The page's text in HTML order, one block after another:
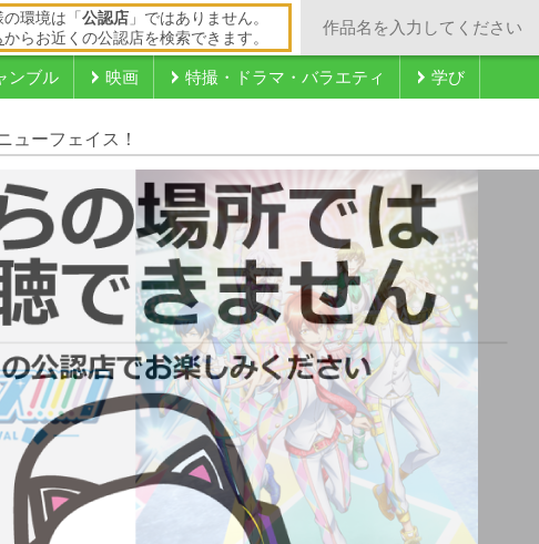
環境は「 公認店 」ではありません。
からお近くの公認店を検索できます。
ンブル 映画 特撮・ドラマ・バラエティ 学び
ューフェイス！